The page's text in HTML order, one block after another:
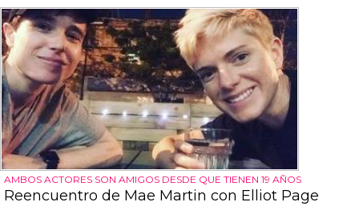
AMBOS ACTORES SON AMIGOS DESDE QUE TIENEN 19 AÑOS
Reencuentro de Mae Martin con Elliot Page